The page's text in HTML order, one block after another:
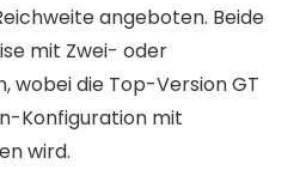
angeboten. Beide
mit Zwei- oder
wobei die Top-Version GT
Konfiguration mit
wird.